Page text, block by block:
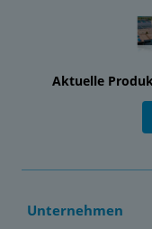
Aktuelle
Unternehmen